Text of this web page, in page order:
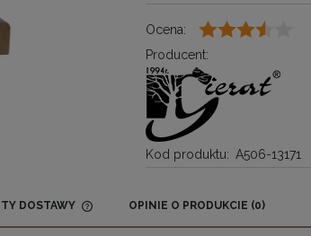
Ocena:
Producent:
Kod produktu: A506-13171
DOSTAWY OPINIE O PRODUKCIE (0)